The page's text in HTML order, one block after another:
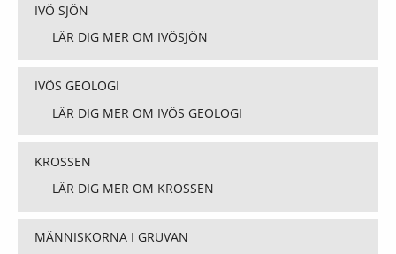
IVÖ SJÖN
LÄR DIG MER OM IVÖSJÖN
IVÖS GEOLOGI
LÄR DIG MER OM IVÖS GEOLOGI
KROSSEN
LÄR DIG MER OM KROSSEN
MÄNNISKORNA I GRUVAN